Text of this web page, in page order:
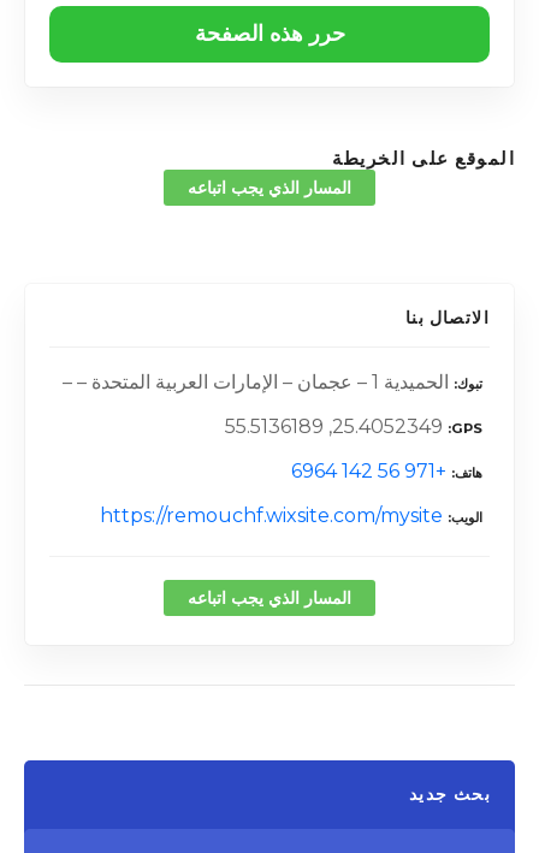
حرر هذه الصفحة
الموقع على الخريطة
المسار الذي يجب اتباعه
الاتصال بنا
تبوك الحميدية 1 – عجمان – الإمارات العربية المتحدة – –
GPS
25.4052349, 55.5136189
هاتف +971 56 142 6964
الويب https://remouchf.wixsite.com/mysite
المسار الذي يجب اتباعه
بحث جديد